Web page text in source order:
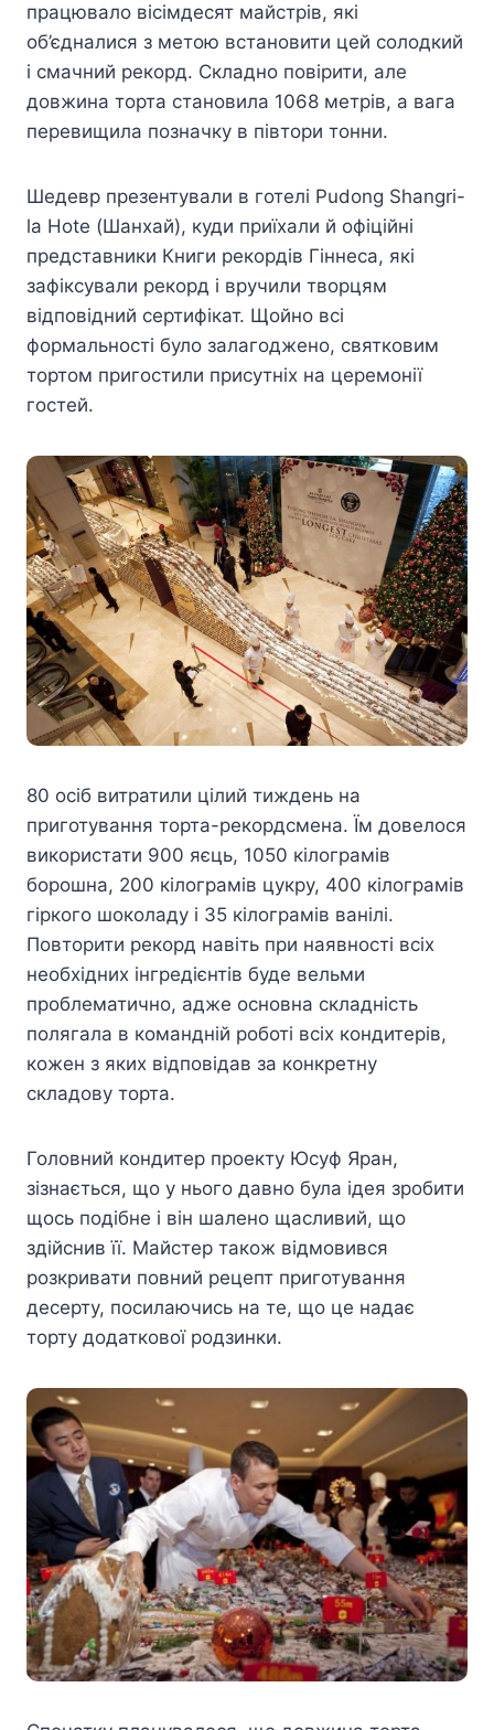
працювало вісімдесят майстрів, які
об’єдналися з метою встановити цей солодкий
і смачний рекорд. Складно повірити, але
довжина торта становила 1068 метрів, а вага
перевищила позначку в півтори тонни.
Шедевр презентували в готелі Pudong Shangri-
la Hote (Шанхай), куди приїхали й офіційні
представники Книги рекордів Гіннеса, які
зафіксували рекорд і вручили творцям
відповідний сертифікат. Щойно всі
формальності було залагоджено, святковим
тортом пригостили присутніх на церемонії
гостей.
80 осіб витратили цілий тиждень на
приготування торта-рекордсмена. Їм довелося
використати 900 яєць, 1050 кілограмів
борошна, 200 кілограмів цукру, 400 кілограмів
гіркого шоколаду і 35 кілограмів ванілі.
Повторити рекорд навіть при наявності всіх
необхідних інгредієнтів буде вельми
проблематично, адже основна складність
полягала в командній роботі всіх кондитерів,
кожен з яких відповідав за конкретну
складову торта.
Головний кондитер проекту Юсуф Яран,
зізнається, що у нього давно була ідея зробити
щось подібне і він шалено щасливий, що
здійснив її. Майстер також відмовився
розкривати повний рецепт приготування
десерту, посилаючись на те, що це надає
торту додаткової родзинки.